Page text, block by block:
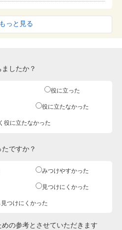
もっと見る
したか？
役に立った
役に立たなかった
役に立たなかった
ですか？
みつけやすかった
見つけにくかった
見つけにくかった
の参考とさせていただきます